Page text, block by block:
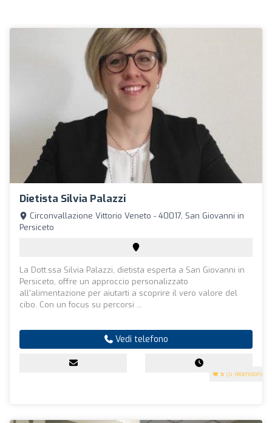
Dietista Silvia Palazzi
5 (5 recensioni)
Circonvallazione Vittorio Veneto - 40017, San Giovanni in
Persiceto
La Dott.ssa Silvia Palazzi, dietista esperta a San Giovanni in
Persiceto, offre un approccio personalizzato
all'alimentazione per aiutarti a scoprire il vero valore del
cibo. Con un focus su percorsi ...
Vedi telefono